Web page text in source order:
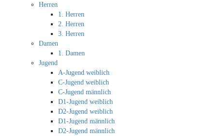
Herren
1. Herren
2. Herren
3. Herren
Damen
1. Damen
Jugend
A-Jugend weiblich
C-Jugend weiblich
C-Jugend männlich
D1-Jugend weiblich
D2-Jugend weiblich
D1-Jugend männlich
D2-Jugend männlich